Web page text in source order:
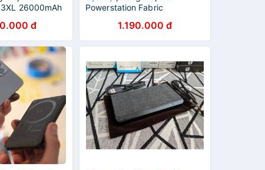
26000mAh
đ
Powerstation Fabric
1.190.000 đ